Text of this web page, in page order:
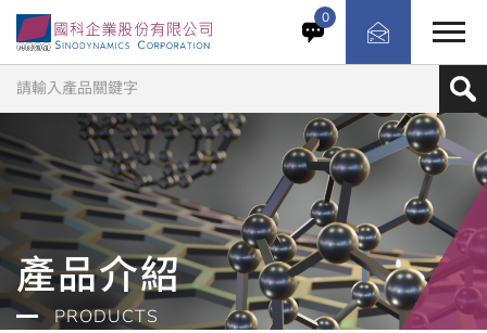
雷射閃光法是目前公認的最廣泛使用的精確測量熱擴散率的
方法。LFA 427 是全球市場上排名第一的儀器。適用於研
發以及汽車製造、航空航太和能源技術領域中所有涉及標準
材料和高性能材料特性分析的應用。
0
產品介紹
PRODUCTS